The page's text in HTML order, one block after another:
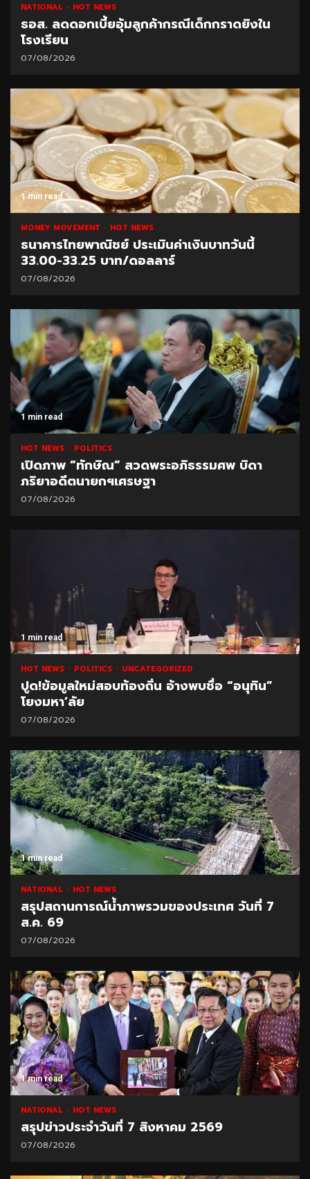
NATIONAL HOT NEWS
ธอส. ลดดอกเบี้ยอุ้มลูกค้ากรณีเด็กกราดยิงใน
โรงเรียน
07/08/2026
1 min read
MONEY MOVEMENT HOT NEWS
ธนาคารไทยพาณิชย์ ประเมินค่าเงินบาทวันนี้
33.00-33.25 บาท/ดอลลาร์
07/08/2026
1 min read
HOT NEWS POLITICS
เปิดภาพ “ทักษิณ” สวดพระอภิธรรมศพ บิดา
ภริยาอดีตนายกฯเศรษฐา
07/08/2026
1 min read
HOT NEWS POLITICS UNCATEGORIZED
ปูด!ข้อมูลใหม่สอบท้องถิ่น อ้างพบชื่อ “อนุทิน”
โยงมหา’ลัย
07/08/2026
1 min read
NATIONAL HOT NEWS
สรุปสถานการณ์น้ำภาพรวมของประเทศ วันที่ 7
ส.ค. 69
07/08/2026
1 min read
NATIONAL HOT NEWS
สรุปข่าวประจำวันที่ 7 สิงหาคม 2569
07/08/2026